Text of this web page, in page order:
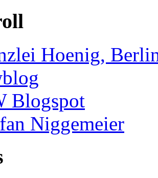
Hoenig,
Blogspot
Niggemeier